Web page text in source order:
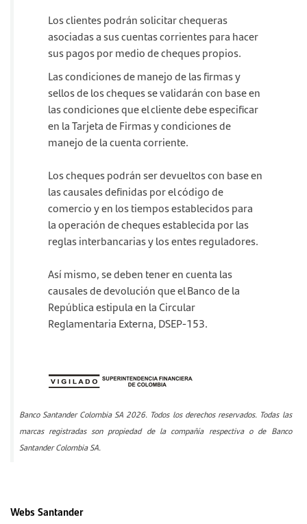
Los clientes podrán solicitar chequeras
asociadas a sus cuentas corrientes para hacer
sus pagos por medio de cheques propios.
Las condiciones de manejo de las firmas y
sellos de los cheques se validarán con base en
las condiciones que el cliente debe especificar
en la Tarjeta de Firmas y condiciones de
manejo de la cuenta corriente.
Los cheques podrán ser devueltos con base en
las causales definidas por el código de
comercio y en los tiempos establecidos para
la operación de cheques establecida por las
reglas interbancarias y los entes reguladores.
Así mismo, se deben tener en cuenta las
causales de devolución que el Banco de la
República estipula en la Circular
Reglamentaria Externa, DSEP-153.
Banco Santander Colombia SA 2026. Todos los derechos reservados. Todas las
marcas registradas son propiedad de la compañía respectiva o de Banco
Santander Colombia SA.
Webs Santander